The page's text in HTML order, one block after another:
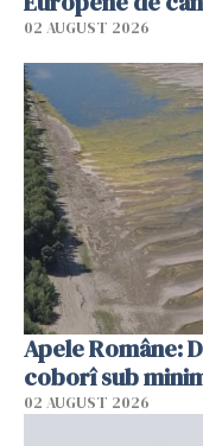
02 AUGUST 2026
Apele Române:
coborî sub
02 AUGUST 2026